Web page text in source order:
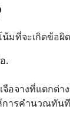
มที่จะเกิดข้อผิ
.
อจางที่แตกต่า
การคำนวณทัน